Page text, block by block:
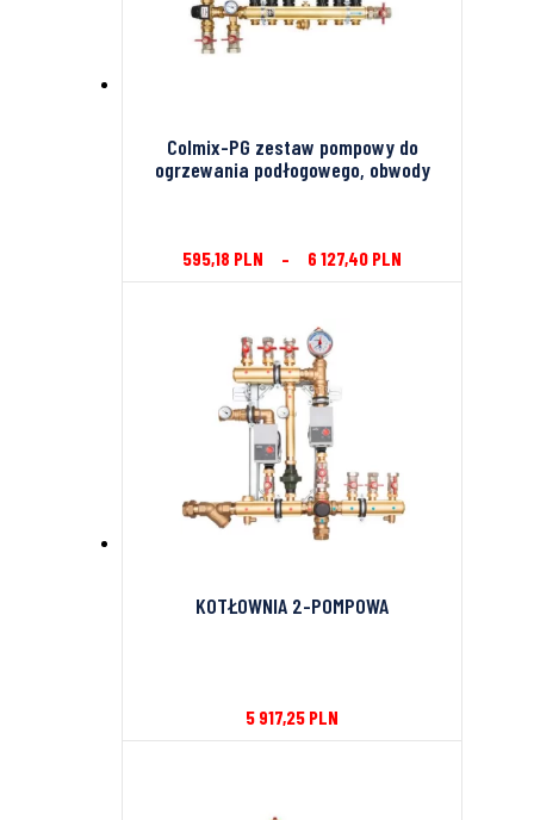
Colmix-PG zestaw pompowy do
ogrzewania podłogowego, obwody
595,18 PLN – 6 127,40 PLN
KOTŁOWNIA 2-POMPOWA
5 917,25 PLN